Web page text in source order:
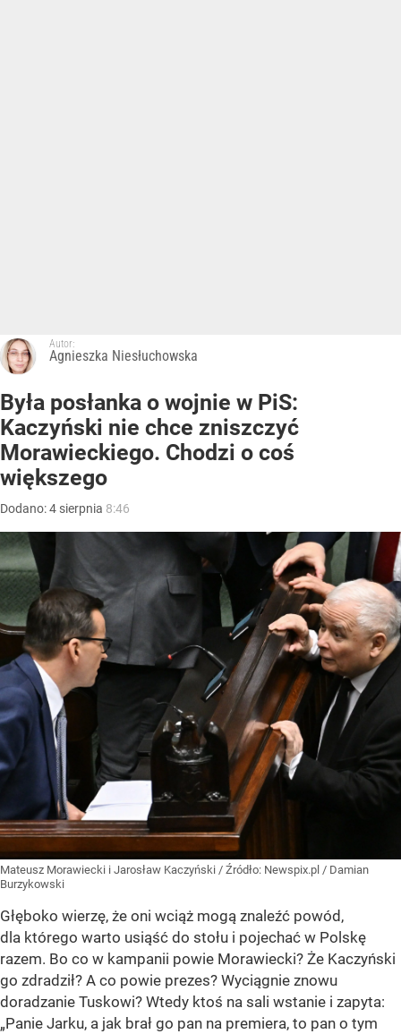
Autor:
Agnieszka Niesłuchowska
Była posłanka o wojnie w PiS:
Kaczyński nie chce zniszczyć
Morawieckiego. Chodzi o coś
większego
Dodano:4 sierpnia 8:46
Mateusz Morawiecki i Jarosław Kaczyński / Źródło: Newspix.pl / Damian
Burzykowski
Głęboko wierzę, że oni wciąż mogą znaleźć powód,
dla którego warto usiąść do stołu i pojechać w Polskę
razem. Bo co w kampanii powie Morawiecki? Że Kaczyński
go zdradził? A co powie prezes? Wyciągnie znowu
doradzanie Tuskowi? Wtedy ktoś na sali wstanie i zapyta:
„Panie Jarku, a jak brał go pan na premiera, to pan o tym